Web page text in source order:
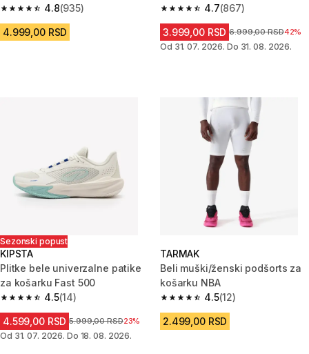
4.8
4.8 od 5 zvezdica from 935 Recenzije
(935)
4.999,00 RSD
CHICAGO BULLS
4.7
4.7 od 5 zvezdica from 867
(867)
3.999,00 RSD Cena pre sniženja
6.999,00 RSD42%
Od 31. 07. 2026. Do 31. 08. 2026.
Sezonski popust
KIPSTA
Plitke bele univerzalne patike
za košarku Fast 500
4.5
4.5 od 5 zvezdica from 14 Recenzije
(14)
4.599,00 RSD Cena pre sniženja
5.999,00 RSD23%
Od 31. 07. 2026. Do 18. 08. 2026.
TARMAK
Beli muški/ženski podšorts za
košarku NBA
4.5
4.5 od 5 zvezdica from 12
(12)
2.499,00 RSD